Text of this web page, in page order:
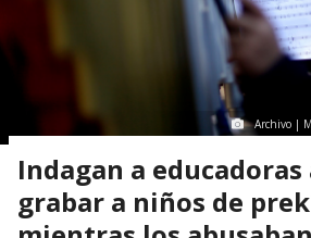
Archivo |
Indagan a educadoras
grabar a niños de